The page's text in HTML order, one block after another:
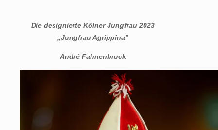
Die designierte Kölner Jungfrau 2023
„Jungfrau Agrippina”
André Fahnenbruck